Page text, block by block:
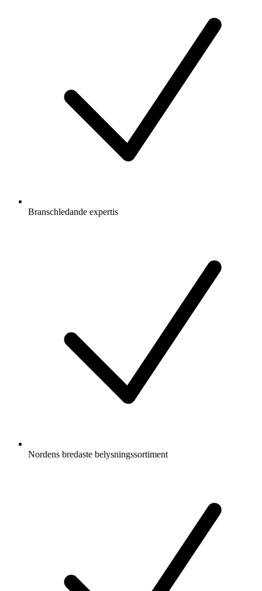
Branschledande expertis
Nordens bredaste belysningssortiment